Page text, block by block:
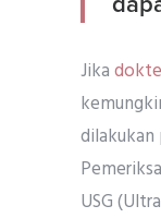
Jika
dilakukan
USG